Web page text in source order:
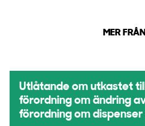
MER
Utlåtande om utkastet
förordning om ändring
förordning om